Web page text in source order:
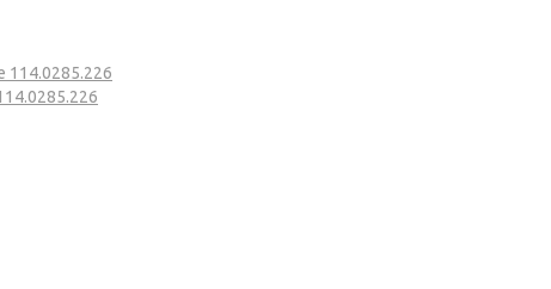
114.0285.226